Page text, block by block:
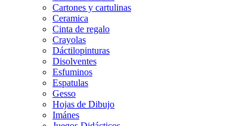
Cartones y cartulinas
Ceramica
Cinta de regalo
Crayolas
Dáctilopinturas
Disolventes
Esfuminos
Espatulas
Gesso
Hojas de Dibujo
Imánes